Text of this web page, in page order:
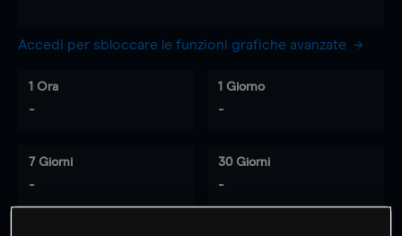
Accedi per sbloccare le funzioni grafiche avanzate
1 Ora
-
1 Giorno
-
7 Giorni
-
30 Giorni
-